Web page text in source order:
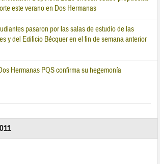
este verano en Dos Hermanas
pasaron por las salas de estudio de las
y del Edificio Bécquer en el fin de semana anterior
Hermanas PQS confirma su hegemonía